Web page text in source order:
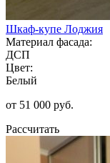
Шкаф-купе Лоджия
Материал фасада:
ДСП
Цвет:
Белый
от 51 000 руб.
Рассчитать